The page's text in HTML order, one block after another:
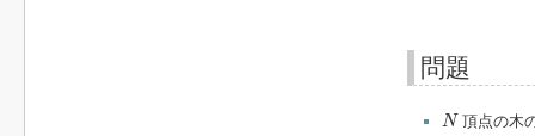
問題
N
N 頂点の木